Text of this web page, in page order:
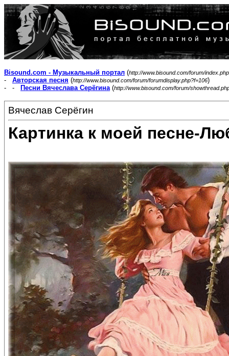
Bisound.com - Музыкальный портал (http://www.bisound.com/forum/index.php
- Авторская песня (http://www.bisound.com/forum/forumdisplay.php?f=106)
- -
Песни Вячеслава Серёгина(http://www.bisound.com/forum/
Вячеслав Серёгин
Картинка к моей песне-